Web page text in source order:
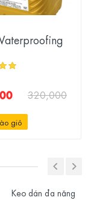
320,000
giỏ
Keo dán đa năng